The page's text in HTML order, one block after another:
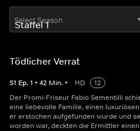
Select Season
Tödlicher Verrat
S1 Ep.1 • 42 Min. • HD
12
Der Promi-Friseur Fabio Sementilli
eine liebevolle Familie, einen
er erstochen aufgefunden wurde und
worden war, deckten die Ermittler